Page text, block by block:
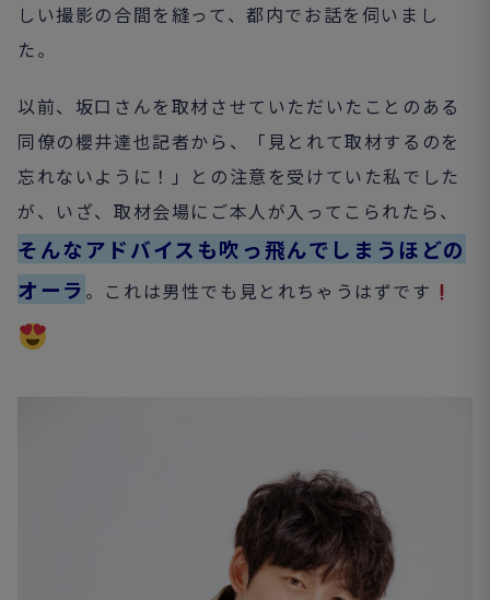
しい撮影の合間を縫って、都内でお話を伺いまし
た。
以前、坂口さんを取材させていただいたことのある
同僚の櫻井達也記者から、「見とれて取材するのを
忘れないように！」との注意を受けていた私でした
が、いざ、取材会場にご本人が入ってこられたら、
そんなアドバイスも吹っ飛んでしまうほどの
オーラ 。これは男性でも見とれちゃうはずです